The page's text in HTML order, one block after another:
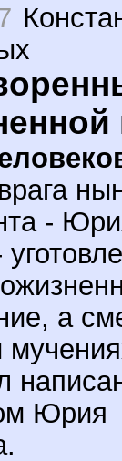
-
а
Юрия